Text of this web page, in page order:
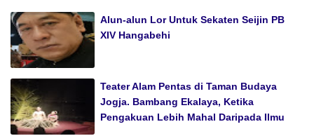
Alun-alun Lor Untuk Sekaten Seijin PB
XIV Hangabehi
Teater Alam Pentas di Taman Budaya
Jogja. Bambang Ekalaya, Ketika
Pengakuan Lebih Mahal Daripada Ilmu